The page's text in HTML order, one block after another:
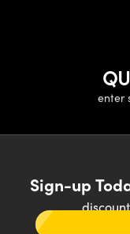
enter
Sign-up